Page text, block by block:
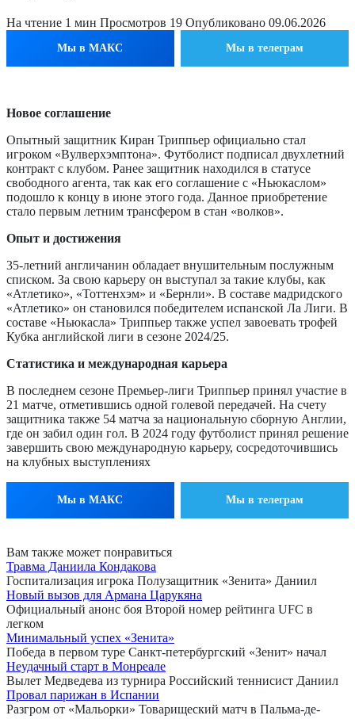
На чтение 1 мин Просмотров 19 Опубликовано 09.06.2026
Мы в МАКС Мы в телеграм
Новое соглашение
Опытный защитник Киран Триппьер официально стал
игроком «Вулверхэмптона». Футболист подписал двухлетний
контракт с клубом. Ранее защитник находился в статусе
свободного агента, так как его соглашение с «Ньюкаслом»
подошло к концу в июне этого года. Данное приобретение
стало первым летним трансфером в стан «волков».
Опыт и достижения
35-летний англичанин обладает внушительным послужным
списком. За свою карьеру он выступал за такие клубы, как
«Атлетико», «Тоттенхэм» и «Бернли». В составе мадридского
«Атлетико» он становился победителем испанской Ла Лиги. В
составе «Ньюкасла» Триппьер также успел завоевать трофей
Кубка английской лиги в сезоне 2024/25.
Статистика и международная карьера
В последнем сезоне Премьер-лиги Триппьер принял участие в
21 матче, отметившись одной голевой передачей. На счету
защитника также 54 матча за национальную сборную Англии,
где он забил один гол. В 2024 году футболист принял решение
завершить свою международную карьеру, сосредоточившись
на клубных выступлениях
Мы в МАКС Мы в телеграм
Вам также может понравиться
Травма Даниила Кондакова
Госпитализация игрока Полузащитник «Зенита» Даниил
Новый вызов для Армана Царукяна
Официальный анонс боя Второй номер рейтинга UFC в
легком
Минимальный успех «Зенита»
Победа в первом туре Санкт-петербургский «Зенит» начал
Неудачный старт в Монреале
Вылет Медведева из турнира Российский теннисист Даниил
Провал парижан в Испании
Разгром от «Мальорки» Товарищеский матч в Пальма-де-